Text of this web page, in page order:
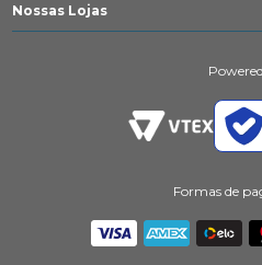
Nossas Lojas
Formas de